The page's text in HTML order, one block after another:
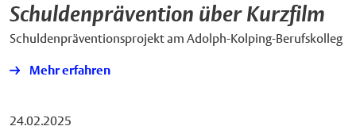
Schuldenprävention über Kurzfilm
Schuldenpräventionsprojekt am Adolph-Kolping-Berufskolleg
Mehr erfahren
24.02.2025